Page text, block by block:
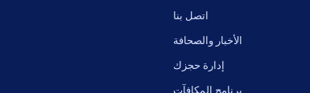
اتصل بنا
الأخبار والصحافة
إدارة حجزك